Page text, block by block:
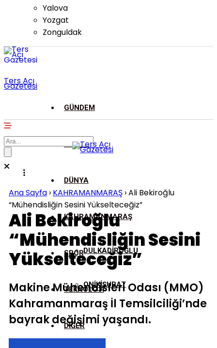
Yalova
Yozgat
Zonguldak
Ters Açı
Gazetesi
GÜNDEM
ASAYİŞ
DÜNYA
KAHRAMANMARAŞ
DULKADİROĞLU
ONİKİŞUBAT
SPOR
TEKNOLOJİ
DİĞER
Ana Sayfa › KAHRAMANMARAŞ ›Ali Bekiroğlu
“Mühendisliğin Sesini Yükselteceğiz”
Ali Bekiroğlu
“Mühendisliğin Sesini
Yükselteceğiz”
Makine Mühendisleri Odası (MMO)
Kahramanmaraş İl Temsilciliği’nde
bayrak değişimi yaşandı.